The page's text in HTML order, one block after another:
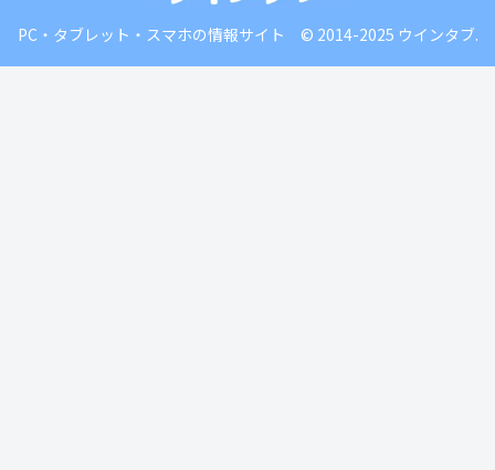
PC・タブレット・スマホの情報サイト © 2014-2025 ウインタブ.